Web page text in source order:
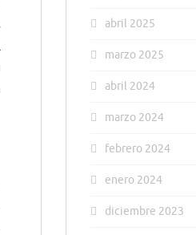
abril 2025
marzo 2025
abril 2024
marzo 2024
febrero 2024
enero 2024
diciembre 2023